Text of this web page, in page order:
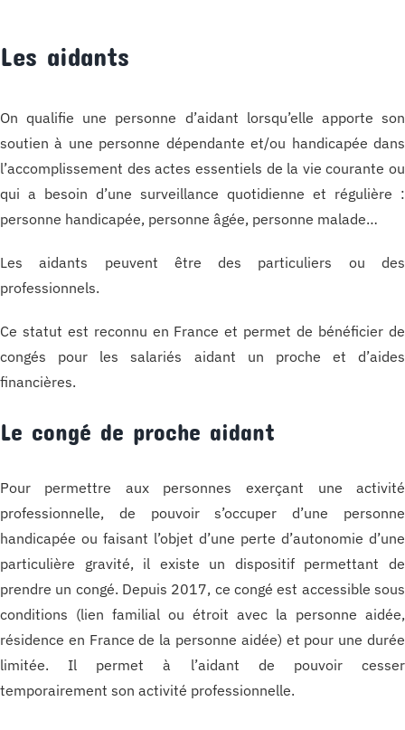
Les aidants
On qualifie une personne d’aidant lorsqu’elle apporte son
soutien à une personne dépendante et/ou handicapée dans
l’accomplissement des actes essentiels de la vie courante ou
qui a besoin d’une surveillance quotidienne et régulière :
personne handicapée, personne âgée, personne malade…
Les aidants peuvent être des particuliers ou des
professionnels.
Ce statut est reconnu en France et permet de bénéficier de
congés pour les salariés aidant un proche et d’aides
financières.
Le congé de proche aidant
Pour permettre aux personnes exerçant une activité
professionnelle, de pouvoir s’occuper d’une personne
handicapée ou faisant l’objet d’une perte d’autonomie d’une
particulière gravité, il existe un dispositif permettant de
prendre un congé. Depuis 2017, ce congé est accessible sous
conditions (lien familial ou étroit avec la personne aidée,
résidence en France de la personne aidée) et pour une durée
limitée. Il permet à l’aidant de pouvoir cesser
temporairement son activité professionnelle.